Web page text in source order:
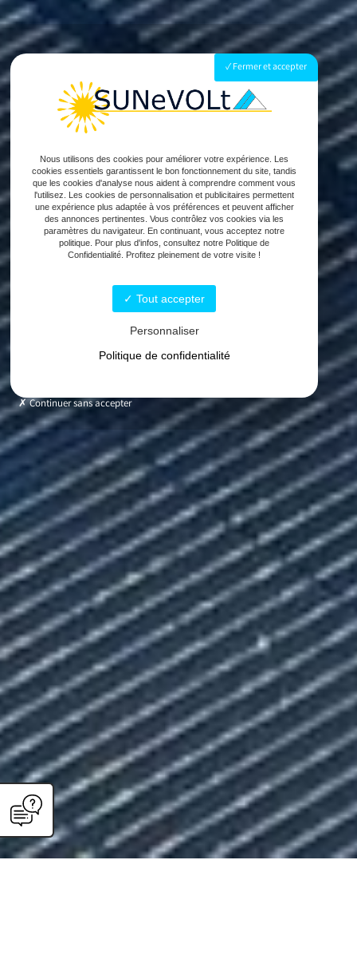
Fermer et accepter
Nous utilisons des cookies pour améliorer votre expérience. Les
cookies essentiels garantissent le bon fonctionnement du site, tandis
que les cookies d'analyse nous aident à comprendre comment vous
l'utilisez. Les cookies de personnalisation et publicitaires permettent
une expérience plus adaptée à vos préférences et peuvent afficher
des annonces pertinentes. Vous contrôlez vos cookies via les
paramètres du navigateur. En continuant, vous acceptez notre
politique. Pour plus d'infos, consultez notre Politique de
Confidentialité. Profitez pleinement de votre visite !
Tout accepter
Personnaliser
Politique de confidentialité
Continuer sans accepter